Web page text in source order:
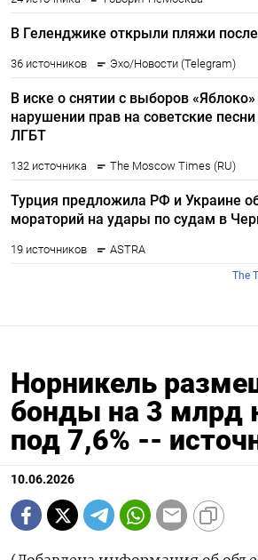
Норникель
бонды на 3 млрд
под 7,6% --
10.06.2026